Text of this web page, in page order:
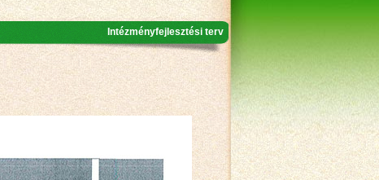
Intézményfejlesztési terv